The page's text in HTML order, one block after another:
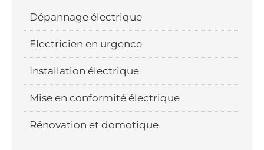
Dépannage électrique
Electricien en urgence
Installation électrique
Mise en conformité électrique
Rénovation et domotique